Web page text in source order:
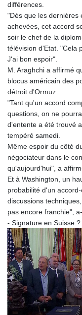
différences.
"Dès que les dernières
achevées, cet accord
soir le chef de la
télévision d'Etat. "Cela
J'ai bon espoir".
M. Araghchi a affirmé
blocus américain des
détroit d'Ormuz.
"Tant qu'un accord
questions, on ne
d'entente a été trouvé
tempéré samedi.
Même espoir du côté
négociateur dans le
qu'aujourd'hui", a
Et à Washington, un
probabilité d'un
discussions
pas encore franchie",
- Signature en Suisse ?